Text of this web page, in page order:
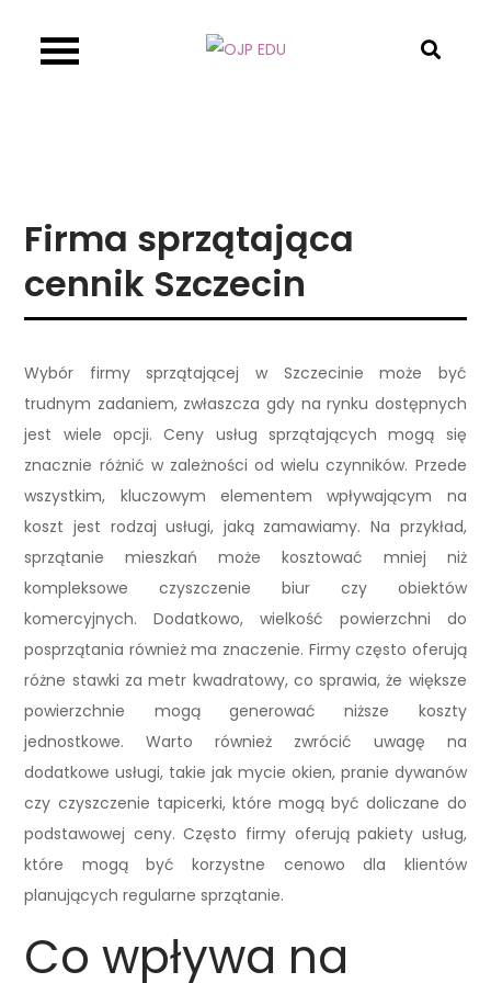
Firma sprzątająca
cennik Szczecin
Wybór firmy sprzątającej w Szczecinie może być
trudnym zadaniem, zwłaszcza gdy na rynku dostępnych
jest wiele opcji. Ceny usług sprzątających mogą się
znacznie różnić w zależności od wielu czynników. Przede
wszystkim, kluczowym elementem wpływającym na
koszt jest rodzaj usługi, jaką zamawiamy. Na przykład,
sprzątanie mieszkań może kosztować mniej niż
kompleksowe czyszczenie biur czy obiektów
komercyjnych. Dodatkowo, wielkość powierzchni do
posprzątania również ma znaczenie. Firmy często oferują
różne stawki za metr kwadratowy, co sprawia, że większe
powierzchnie mogą generować niższe koszty
jednostkowe. Warto również zwrócić uwagę na
dodatkowe usługi, takie jak mycie okien, pranie dywanów
czy czyszczenie tapicerki, które mogą być doliczane do
podstawowej ceny. Często firmy oferują pakiety usług,
które mogą być korzystne cenowo dla klientów
planujących regularne sprzątanie.
Co wpływa na